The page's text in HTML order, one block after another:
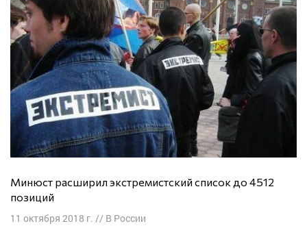
Минюст расширил экстремистский список до 4512
позиций
11 октября 2018 г. // В России